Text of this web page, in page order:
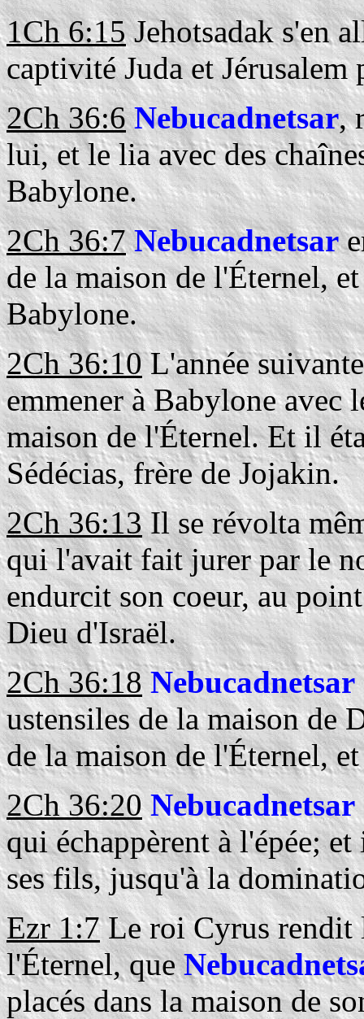
1Ch 6:15Jehotsadak s'en
captivité Juda et Jérusalem
2Ch 36:6 Nebucadnetsar,
lui, et le lia avec des
Babylone.
2Ch 36:7 Nebucadnetsar
de la maison de l'Éternel,
Babylone.
2Ch 36:10L'année
emmener à Babylone avec
maison de l'Éternel. Et il
Sédécias, frère de Jojakin.
2Ch 36:13Il se révolta
qui l'avait fait jurer par le
endurcit son coeur, au
Dieu d'Israël.
2Ch 36:18 Nebucadnetsar
ustensiles de la maison de
de la maison de l'Éternel,
2Ch 36:20 Nebucadnetsar
qui échappèrent à l'épée;
ses fils, jusqu'à la
Ezr 1:7Le roi Cyrus rendit
l'Éternel, que
placés dans la maison de